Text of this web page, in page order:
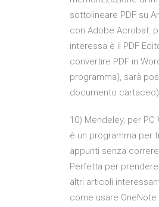
sottolineare PDF su
con Adobe Acrobat:
interessa è il PDF
convertire PDF in
programma), sarà
documento
10) Mendeley, per
è un programma per
appunti senza
Perfetta per
altri articoli
come usare